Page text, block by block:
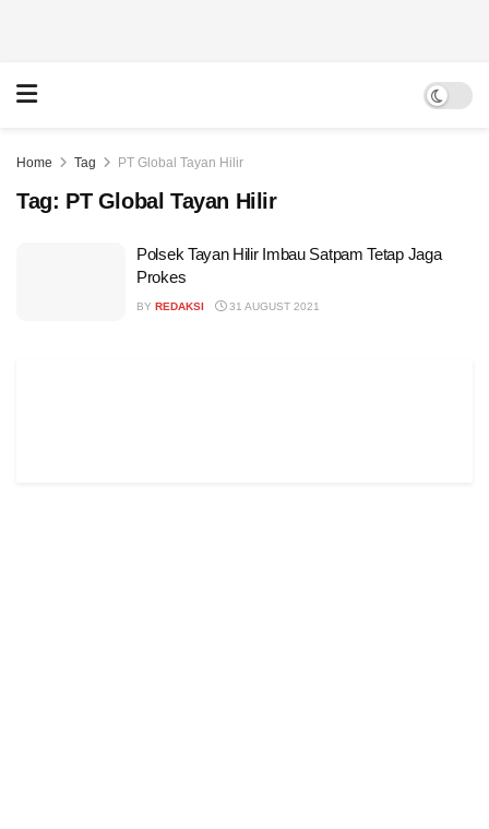
Home Tag PT Global Tayan Hilir
Tag: PT Global Tayan Hilir
Polsek Tayan Hilir Imbau Satpam Tetap Jaga
Prokes
BY REDAKSI 31 AUGUST 2021